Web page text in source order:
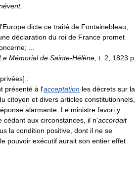
dicte ce traité de Fontainebleau,
déclaration du roi de France promet
...
Mémorial de Sainte-Hélène, t. 2, 1823 p.
:
présenté à l'acceptation les décrets sur la
citoyen et divers articles constitutionnels,
alarmante. Le ministre favori y
cédant aux circonstances, il n'accordait
la condition positive, dont il ne se
pouvoir exécutif aurait son entier effet